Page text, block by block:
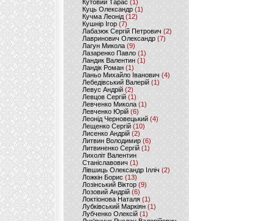
Кутовий Тарас (1)
Куць Олександр (1)
Кучма Леонід (12)
Кушнір Ігор(7)
Лабазюк Сергій Петрович (2)
Лавринович Олександр(7)
Лагун Микола(9)
Лазаренко Павло (1)
Ландик Валентин (1)
Ландік Роман (1)
Ланьо Михайло Іванович(4)
Лебедівський Валерій(1)
Левус Андрій(2)
Левцов Сергій (1)
Левченко Микола (1)
Левченко Юрій (6)
Леонід Черновецький (4)
Лещенко Сергій (10)
Лисенко Андрій (2)
Литвин Володимир (6)
Литвиненко Сергій (1)
Лихоліт Валентин
Станіславович (1)
Лівшиць Олександр Ілліч (2)
Ложкін Борис(13)
Лозінський Віктор(9)
Лозовий Андрій (6)
Локтіонова Наталя (1)
Лубківський Маркіян(1)
Лубченко Олексій (1)